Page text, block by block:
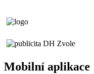
Mobilní aplikace